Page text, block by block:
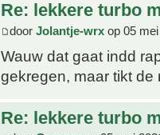
Re: lekkere turbo
door Jolantje-wrx op 05
Wauw dat gaat indd
gekregen, maar tikt
Re: lekkere turbo